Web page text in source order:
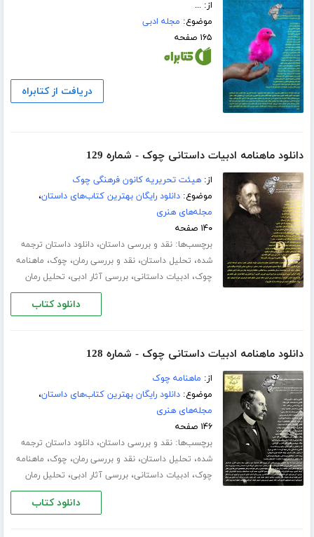
از: ...
موضوع: مجله ادبی
۱۶۵ صفحه
دریافت از کتابراه
دانلود ماهنامه ادبیات داستانی چوک - شماره 129
از:هیئت تحریریه کانون فرهنگی چوک
موضوع:دانلود رایگان بهترین کتاب‌های داستان،
مجله‌های هنری
۱۴۰ صفحه
برچسب‌ها:نقد و بررسی داستان،دانلود داستان ترجمه
شده، تحلیل داستان،نقد و بررسی رمان، چوک، ماهنامه
چوک، ادبیات داستانی،بررسی آثار ادبی، تحلیل رمان
دانلود کتاب
دانلود ماهنامه ادبیات داستانی چوک - شماره 128
از: ماهنامه چوک
موضوع:دانلود رایگان بهترین کتاب‌های داستان،
مجله‌های هنری
۱۴۶ صفحه
برچسب‌ها:نقد و بررسی داستان،دانلود داستان ترجمه
شده، تحلیل داستان،نقد و بررسی رمان، چوک، ماهنامه
چوک، ادبیات داستانی،بررسی آثار ادبی، تحلیل رمان
دانلود کتاب